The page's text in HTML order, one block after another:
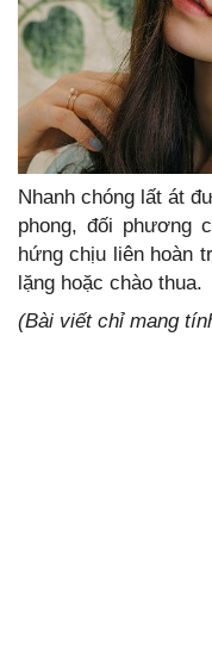
Nhanh chóng lất át
phong, đối phương
hứng chịu liên hoàn
lặng hoặc chào thua.
(Bài viết chỉ mang